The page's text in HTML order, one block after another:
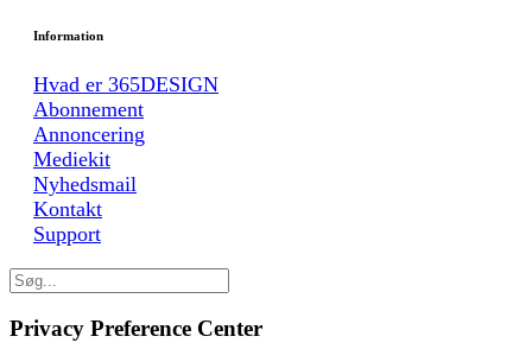
Information
Hvad er 365DESIGN
Abonnement
Annoncering
Mediekit
Nyhedsmail
Kontakt
Support
Privacy Preference Center